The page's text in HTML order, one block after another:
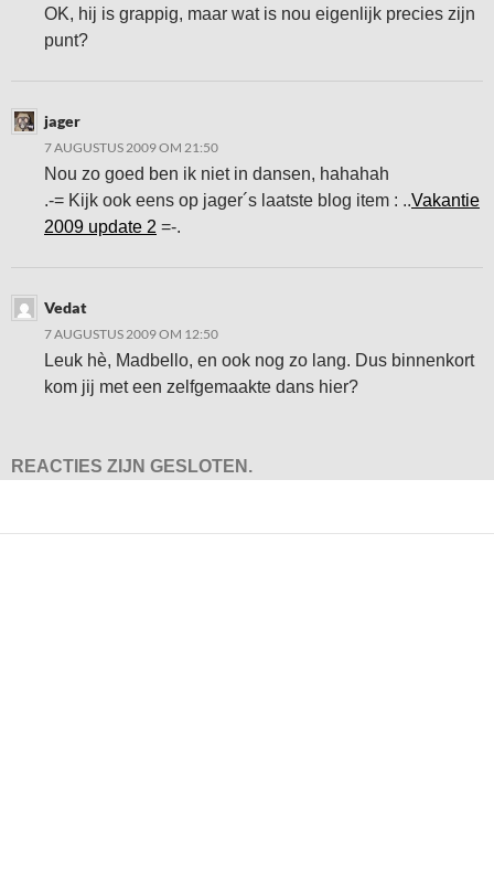
OK, hij is grappig, maar wat is nou eigenlijk precies zijn
punt?
jager
7 AUGUSTUS 2009 OM 21:50
Nou zo goed ben ik niet in dansen, hahahah
.-= Kijk ook eens op jager´s laatste blog item : ..Vakantie
2009 update 2 =-.
Vedat
7 AUGUSTUS 2009 OM 12:50
Leuk hè, Madbello, en ook nog zo lang. Dus binnenkort
kom jij met een zelfgemaakte dans hier?
REACTIES ZIJN GESLOTEN.